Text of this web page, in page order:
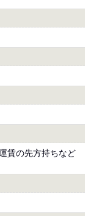
賃の先方持ちなど